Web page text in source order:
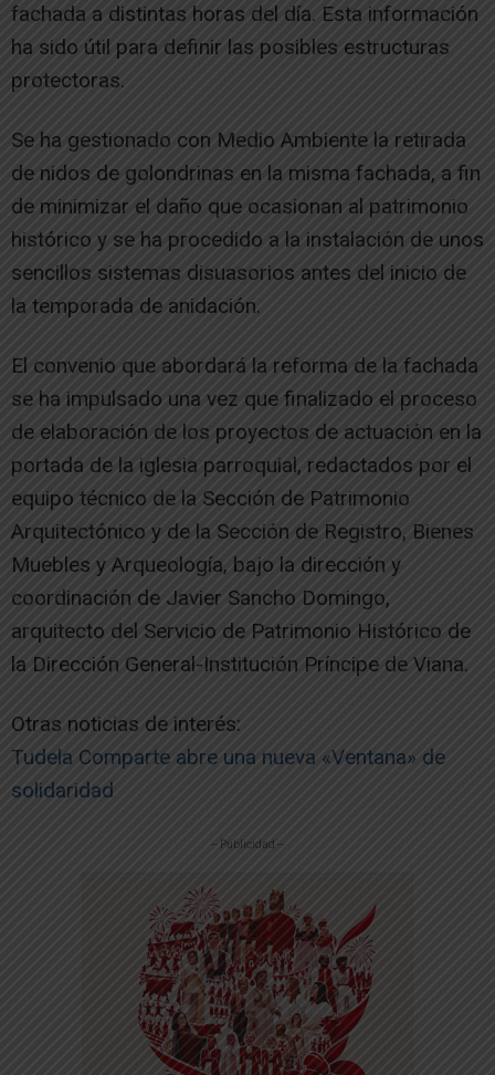
fachada a distintas horas del día. Esta información
ha sido útil para definir las posibles estructuras
protectoras.
Se ha gestionado con Medio Ambiente la retirada
de nidos de golondrinas en la misma fachada, a fin
de minimizar el daño que ocasionan al patrimonio
histórico y se ha procedido a la instalación de unos
sencillos sistemas disuasorios antes del inicio de
la temporada de anidación.
El convenio que abordará la reforma de la fachada
se ha impulsado una vez que finalizado el proceso
de elaboración de los proyectos de actuación en la
portada de la iglesia parroquial, redactados por el
equipo técnico de la Sección de Patrimonio
Arquitectónico y de la Sección de Registro, Bienes
Muebles y Arqueología, bajo la dirección y
coordinación de Javier Sancho Domingo,
arquitecto del Servicio de Patrimonio Histórico de
la Dirección General-Institución Príncipe de Viana.
Otras noticias de interés:
Tudela Comparte abre una nueva «Ventana» de
solidaridad
-- Publicidad --